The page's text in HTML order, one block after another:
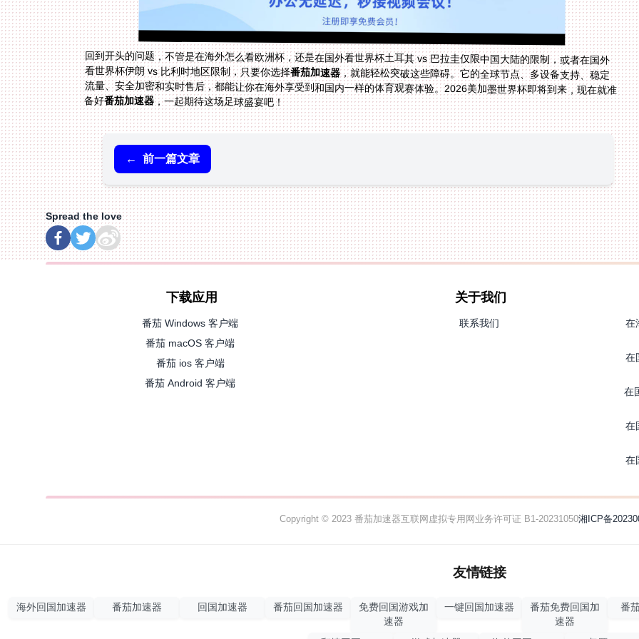
回到开头的问题，不管是在海外怎么看欧洲杯，还是在国外看世界杯土耳其 vs 巴拉圭仅限中国大陆的限制，或者在国外
看世界杯伊朗 vs 比利时地区限制，只要你选择番茄加速器，就能轻松突破这些障碍。它的全球节点、多设备支持、稳定
流量、安全加密和实时售后，都能让你在海外享受到和国内一样的体育观赛体验。2026美加墨世界杯即将到来，现在就准
备好番茄加速器，一起期待这场足球盛宴吧！
← 前一篇文章
Spread the love
下载应用
番茄 Windows 客户端
番茄 macOS 客户端
番茄 ios 客户端
番茄 Android 客户端
关于我们
联系我们 在
在
在
在
在
Copyright © 2023 番茄加速器互联网虚拟专用网业务许可证 B1-20231050湘ICP备
友情链接
海外回国加速器 番茄加速器 回国加速器 番茄回国加速器
免费回国游戏加
速器
一键回国加速器
番茄免费回国加
速器
番